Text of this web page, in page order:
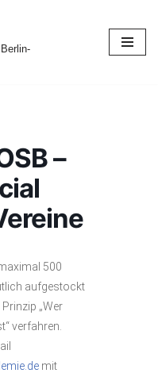
–
500
aufgestockt
„Wer
verfahren.
mit